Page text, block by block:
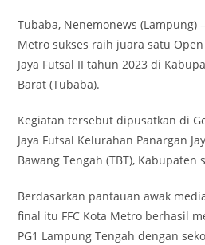
Tubaba, Nenemonews (Lampung)
Metro sukses raih juara satu
Jaya Futsal II tahun 2023 di
Barat (Tubaba).
Kegiatan tersebut dipusatkan di
Jaya Futsal Kelurahan Panargan
Bawang Tengah (TBT), Kabupaten
Berdasarkan pantauan awak
final itu FFC Kota Metro berhasil
PG1 Lampung Tengah dengan